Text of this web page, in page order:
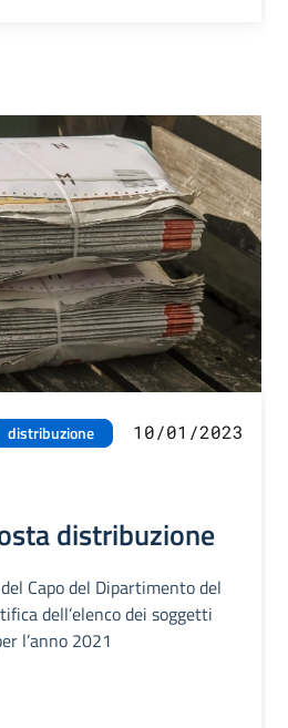
distribuzione
10/01/2023
distribuzione
Capo del Dipartimento del
dell’elenco dei soggetti
l’anno 2021